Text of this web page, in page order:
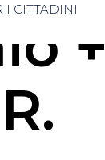
I CITTADINI
+